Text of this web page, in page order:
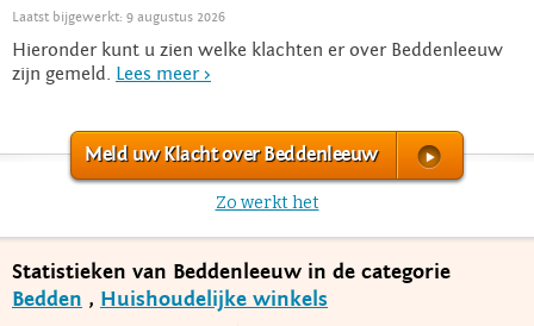
Laatst bijgewerkt: 9 augustus 2026
Hieronder kunt u zien welke klachten er over Beddenleeuw
zijn gemeld. Lees meer >
Meld uw Klacht over Beddenleeuw
Zo werkt het
Statistieken van Beddenleeuw in de categorie
Bedden , Huishoudelijke winkels